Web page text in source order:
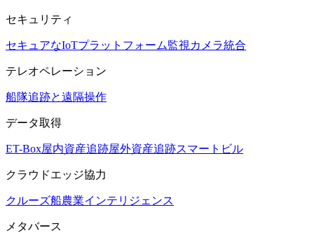
セキュリティ
セキュアなIoTプラットフォーム監視カメラ統合
テレオペレーション
船隊追跡と遠隔操作
データ取得
ET-Box屋内資産追跡屋外資産追跡スマートビル
クラウドエッジ協力
クルーズ船農業インテリジェンス
メタバース